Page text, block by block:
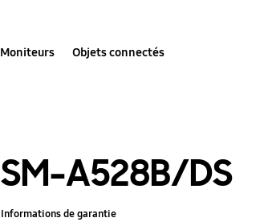
Moniteurs Objets connectés
SM-A528B/DS
Informations de garantie